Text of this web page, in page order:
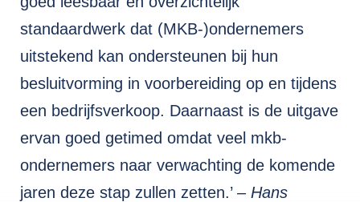
standaardwerk dat (MKB-)ondernemers
uitstekend kan ondersteunen bij hun
besluitvorming in voorbereiding op en tijdens
een bedrijfsverkoop. Daarnaast is de uitgave
ervan goed getimed omdat veel mkb-
ondernemers naar verwachting de komende
jaren deze stap zullen zetten.’ –Hans